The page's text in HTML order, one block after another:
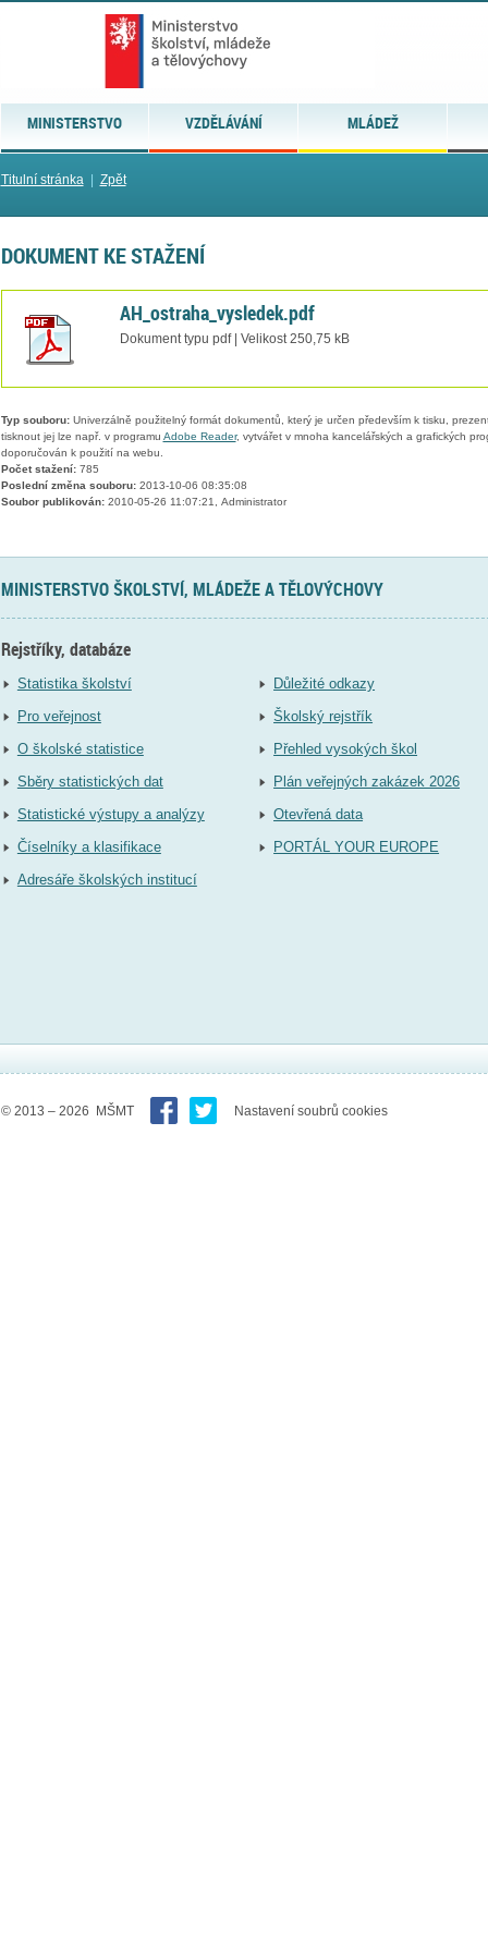
MINISTERSTVO VZDĚLÁVÁNÍ MLÁDEŽ
Titulní stránka| Zpět
DOKUMENT KE STAŽENÍ
AH_ostraha_vysledek.pdf
Dokument typu pdf | Velikost 250,75 kB
Typ souboru:Univerzálně použitelný formát dokumentů, který je určen především k tisku,
tisknout jej lze např. v programu Adobe Reader, vytvářet v mnoha kancelářských a grafických
doporučován k použití na webu.
Počet stažení:785
Poslední změna souboru:2013-10-06 08:35:08
Soubor publikován:2010-05-26 11:07:21, Administrator
MINISTERSTVO ŠKOLSTVÍ, MLÁDEŽE A TĚLOVÝCHOVY
Rejstříky, databáze
Statistika školství
Pro veřejnost
O školské statistice
Sběry statistických dat
Statistické výstupy a analýzy
Číselníky a klasifikace
Adresáře školských institucí
Důležité odkazy
Školský rejstřík
Přehled vysokých škol
Plán veřejných zakázek 2026
Otevřená data
PORTÁL YOUR EUROPE
© 2013 – 2026 MŠMT Nastavení soubrů cookies